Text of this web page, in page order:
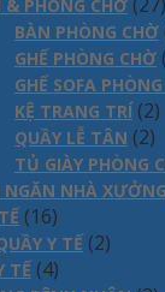
& PHÒNG CHỜ
BÀN PHÒNG CHỜ
GHẾ PHÒNG CHỜ
GHẾ SOFA
KỆ TRANG TRÍ (2)
QUẦY LỄ TÂN (2)
TỦ GIÀY PHÒNG
NGĂN NHÀ XƯỞNG
(16)
Y TẾ (2)
TẾ (4)